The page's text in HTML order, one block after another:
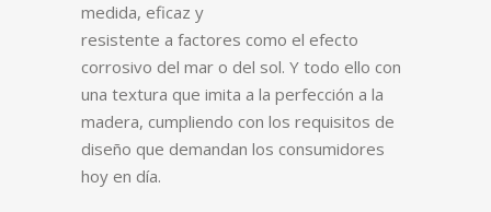
medida, eficaz y
resistente a factores como el efecto
corrosivo del mar o del sol. Y todo ello con
una textura que imita a la perfección a la
madera, cumpliendo con los requisitos de
diseño que demandan los consumidores
hoy en día.